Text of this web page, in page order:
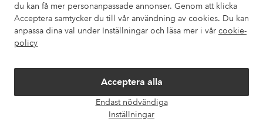
du kan få mer personanpassade annonser. Genom att klicka
Acceptera samtycker du till vår användning av cookies. Du kan
anpassa dina val under Inställningar och läsa mer i vår cookie-
policy
Acceptera alla
Endast nödvändiga
Inställningar
Mina sidor
Om Ellos